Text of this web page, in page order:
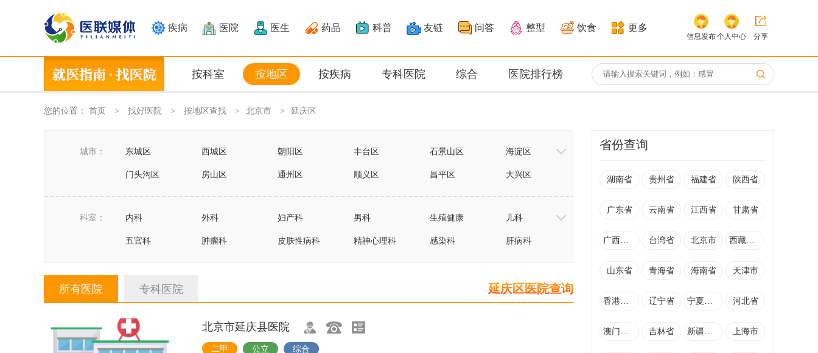
疾病 医院 医生 药品 科普 友链 问答 整型 饮食 更多
信息发布个人中心 分享
按科室 按地区 按疾病 专科医院 综合 医院排行榜
您的位置： 首页 > 找好医院 > 按地区查找 > 北京市 > 延庆区
城市： 东城区 西城区 朝阳区 丰台区 石景山区 海淀区
门头沟区 房山区 通州区 顺义区 昌平区 大兴区
怀柔区 平谷区 密云区 延庆区
科室： 内科 外科 妇产科 男科 生殖健康 儿科
五官科 肿瘤科 皮肤性病科 精神心理科 感染科 肝病科
疼痛专科
所有医院 专科医院 延庆区医院查询
北京市延庆县医院
二甲 公立 综合
省份查询
湖南省 贵州省 福建省 陕西省
广东省 云南省 江西省 甘肃省
台湾省 北京市
山东省 青海省 海南省 天津市
辽宁省 河北省
吉林省 上海市